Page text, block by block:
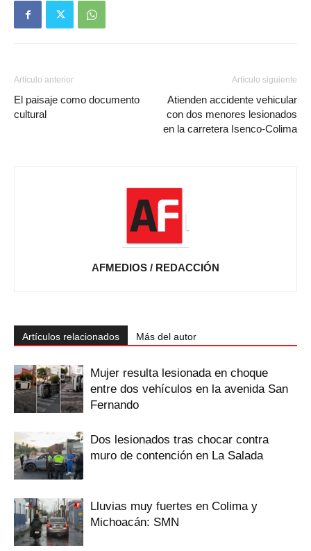
Artículo anterior
El paisaje como documento
cultural
Artículo siguiente
Atienden accidente vehicular
con dos menores lesionados
en la carretera Isenco-Colima
AFMEDIOS / REDACCIÓN
Artículos relacionados Más del autor
Mujer resulta lesionada en choque
entre dos vehículos en la avenida San
Fernando
Dos lesionados tras chocar contra
muro de contención en La Salada
Lluvias muy fuertes en Colima y
Michoacán: SMN